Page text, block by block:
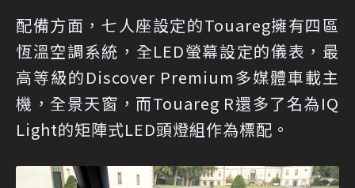
配備方面，七人座設定的Touareg擁有四區
恆溫空調系統，全LED螢幕設定的儀表，最
高等級的Discover Premium多媒體車載主
機，全景天窗，而Touareg R還多了名為IQ
Light的矩陣式LED頭燈組作為標配。